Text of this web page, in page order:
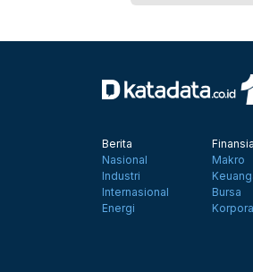
Berita
Nasional
Industri
Internasional
Energi
Makro
Bursa